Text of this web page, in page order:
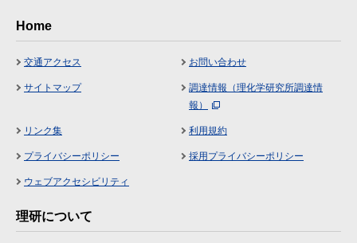
Home
交通アクセス お問い合わせ
サイトマップ
調達情報（理化学研究所調達情
報）
リンク集 利用規約
プライバシーポリシー 採用プライバシーポリシー
ウェブアクセシビリティ
理研について